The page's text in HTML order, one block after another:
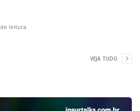
leitura
VEJA TUDO